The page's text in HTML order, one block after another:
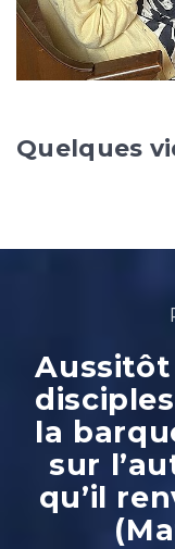
Quelques
Aussitôt
la
sur
qu’il